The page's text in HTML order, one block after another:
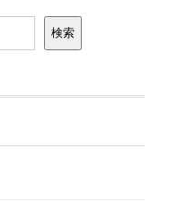
検索